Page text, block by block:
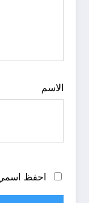
الاسم
احفظ